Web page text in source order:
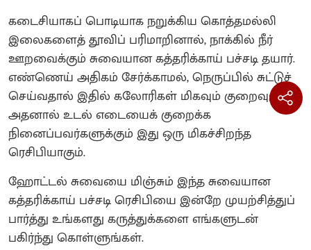
கடைசியாகப் பொடியாக நறுக்கிய கொத்தமல்லி
இலைகளைத் தூவிப் பரிமாறினால், நாக்கில் நீர்
ஊறவைக்கும் சுவையான கத்தரிக்காய் பச்சடி தயார்.
எண்ணெய் அதிகம் சேர்க்காமல், நெருப்பில் சுட்டுச்
செய்வதால் இதில் கலோரிகள் மிகவும் குறைவு;
அதனால் உடல் எடையைக் குறைக்க
நினைப்பவர்களுக்கும் இது ஒரு மிகச்சிறந்த
ரெசிபியாகும்.
ஹோட்டல் சுவையை மிஞ்சும் இந்த சுவையான
கத்தரிக்காய் பச்சடி ரெசிபியை இன்றே முயற்சித்துப்
பார்த்து உங்களது கருத்துக்களை எங்களுடன்
பகிர்ந்து கொள்ளுங்கள்.